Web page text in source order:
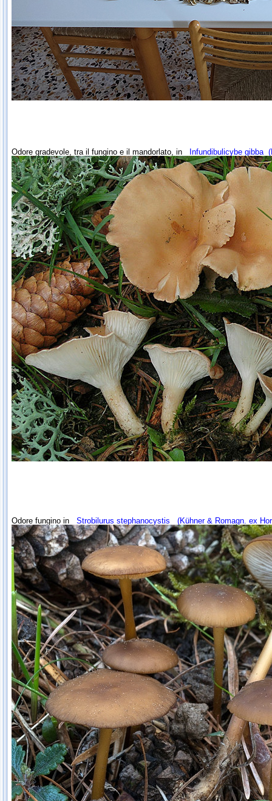
Odore gradevole, tra il fungino e il mandorlato, in Infundibulicybe gibba
Odore fungino in Strobilurus stephanocystis (Kühner & Romagn. ex